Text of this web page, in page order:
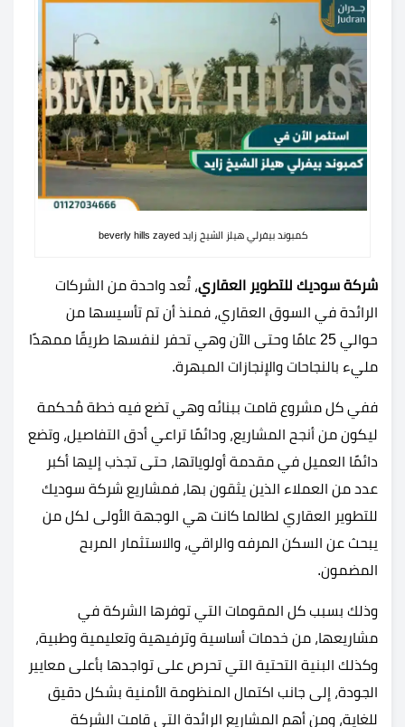
كمبوند بيفرلي هيلز الشيخ زايد beverly hills zayed
شركة سوديك للتطوير العقاري، تُعد واحدة من الشركات
الرائدة في السوق العقاري، فمنذ أن تم تأسيسها من
حوالي 25 عامًا وحتى الآن وهي تحفر لنفسها طريقًا ممهدًا
مليء بالنجاحات والإنجازات المبهرة.
ففي كل مشروع قامت ببنائه وهي تضع فيه خطة مُحكمة
ليكون من أنجح المشاريع، ودائمًا تراعي أدق التفاصيل، وتضع
دائمًا العميل في مقدمة أولوياتها، حتى تجذب إليها أكبر
عدد من العملاء الذين يثقون بها، فمشاريع شركة سوديك
للتطوير العقاري لطالما كانت هي الوجهة الأولى لكل من
يبحث عن السكن المرفه والراقي، والاستثمار المربح
المضمون.
وذلك بسبب كل المقومات التي توفرها الشركة في
مشاريعها، من خدمات أساسية وترفيهية وتعليمية وطبية،
وكذلك البنية التحتية التي تحرص على تواجدها بأعلى معايير
الجودة، إلى جانب اكتمال المنظومة الأمنية بشكل دقيق
للغاية، ومن أهم المشاريع الرائدة التي قامت الشركة